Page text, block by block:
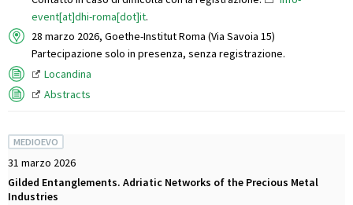
event[at]dhi-roma[dot]it.
28 marzo 2026, Goethe-Institut Roma (Via Savoia 15)
Partecipazione solo in presenza, senza registrazione.
Locandina
Abstracts
MEDIOEVO
31 marzo 2026
Gilded Entanglements. Adriatic Networks of the Precious Metal
Industries